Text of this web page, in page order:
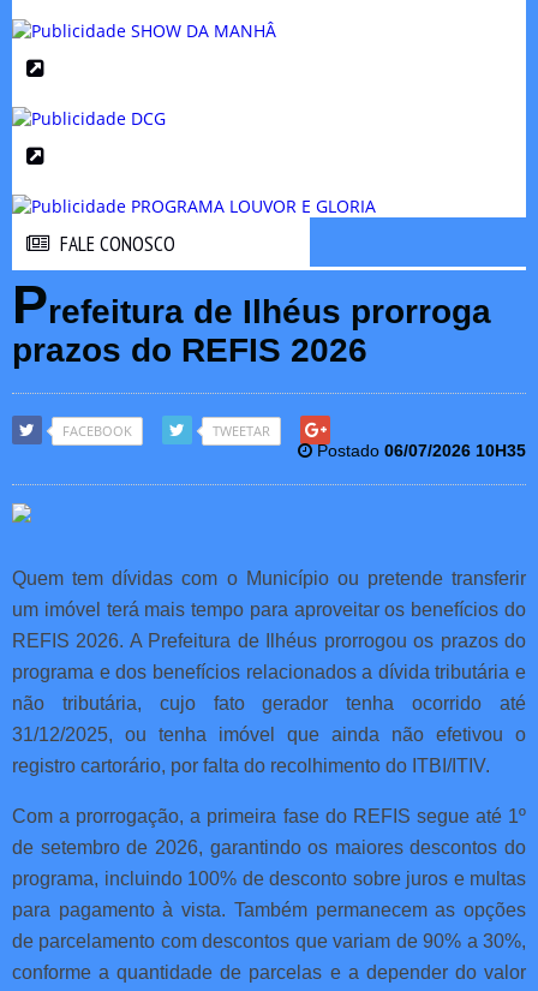
FALE CONOSCO
Prefeitura de Ilhéus prorroga
prazos do REFIS 2026
FACEBOOK TWEETAR
Postado 06/07/2026 10H35
Quem tem dívidas com o Município ou pretende transferir
um imóvel terá mais tempo para aproveitar os benefícios do
REFIS 2026. A Prefeitura de Ilhéus prorrogou os prazos do
programa e dos benefícios relacionados a dívida tributária e
não tributária, cujo fato gerador tenha ocorrido até
31/12/2025, ou tenha imóvel que ainda não efetivou o
registro cartorário, por falta do recolhimento do ITBI/ITIV.
Com a prorrogação, a primeira fase do REFIS segue até 1º
de setembro de 2026, garantindo os maiores descontos do
programa, incluindo 100% de desconto sobre juros e multas
para pagamento à vista. Também permanecem as opções
de parcelamento com descontos que variam de 90% a 30%,
conforme a quantidade de parcelas e a depender do valor